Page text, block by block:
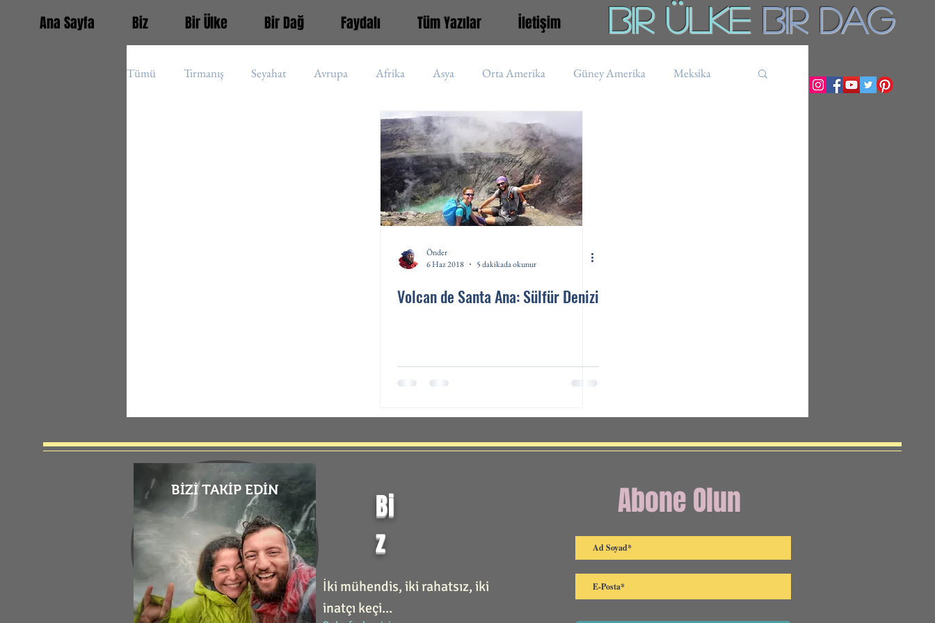
Bir ÜLKEBiR DAg
Ana Sayfa Biz Bir Ülke Bir Dağ Faydalı Tüm Yazılar İletişim
Tümü Tırmanış Seyahat Avrupa Afrika Asya Orta Amerika Güney Amerika Meksika
Aladağlar Kaçkar Rusya Nepal
Afrika (s) Güney Amerika (s) Peru
Önder
6 Haz 2018
5 dakikada okunur
Volcan de Santa Ana: Sülfür Denizi
BİZİ TAKİP EDİN
Bi
z
İki mühendis, iki rahatsız, iki
inatçı keçi...
Abone Olun